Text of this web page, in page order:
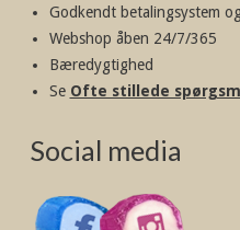
Godkendt betalingsystem
Webshop åben 24/7/365
Bæredygtighed
Se Ofte stillede
Social media